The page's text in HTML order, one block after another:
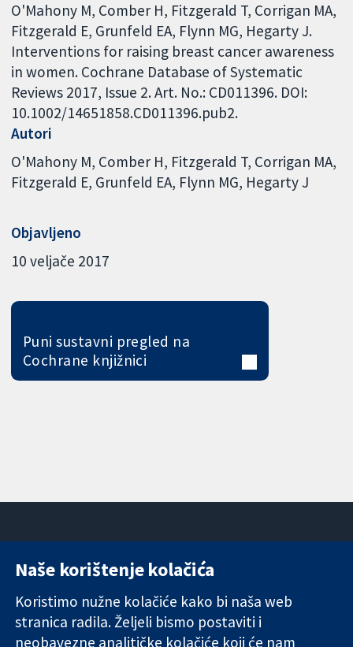
O'Mahony M, Comber H, Fitzgerald T, Corrigan MA,
Fitzgerald E, Grunfeld EA, Flynn MG, Hegarty J.
Interventions for raising breast cancer awareness
in women. Cochrane Database of Systematic
Reviews 2017, Issue 2. Art. No.: CD011396. DOI:
10.1002/14651858.CD011396.pub2.
Autori
O'Mahony M Comber H Fitzgerald T Corrigan MA
Fitzgerald E Grunfeld EA Flynn MG Hegarty J
Objavljeno
10 veljače 2017
Puni sustavni pregled na
Cochrane knjižnici
Pouzdani dokazi.
Utemeljeni
dokazi.
11-13 Cavendish
London
W1G 0AN
Ujedinjeno
Novosti
medije
Naše korištenje kolačića
Koristimo nužne kolačiće kako bi naša web
stranica radila. Željeli bismo postaviti i
neobavezne analitičke kolačiće koji će nam